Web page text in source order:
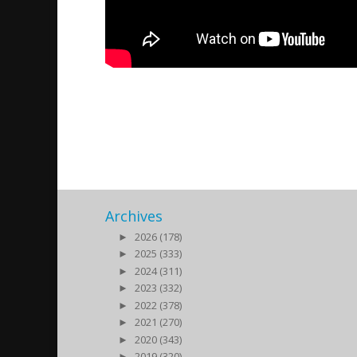
Archives
►
2026 (178)
►
2025 (333)
►
2024 (311)
►
2023 (332)
►
2022 (378)
►
2021 (270)
►
2020 (343)